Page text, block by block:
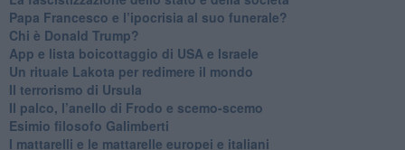
Papa Francesco e l’ipocrisia al suo funerale?
​Chi è Donald Trump?
App e lista boicottaggio di USA e Israele
​Un rituale Lakota per redimere il mondo
Il terrorismo di Ursula
​Il palco, l’anello di Frodo e scemo-scemo
Esimio filosofo Galimberti
​I mattarelli e le mattarelle europei e italiani